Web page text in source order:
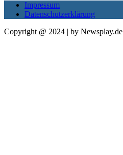
Impressum
Datenschutzerklärung
Copyright @ 2024 | by Newsplay.de